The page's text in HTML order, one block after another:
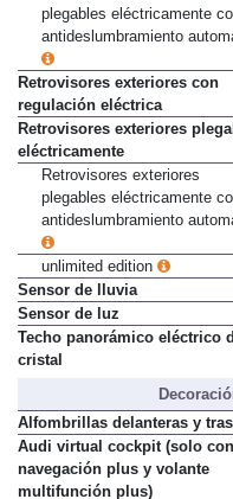
Retrovisores exteriores
plegables eléctricamente
antideslumbramiento
Retrovisores exteriores con
regulación eléctrica
Retrovisores exteriores
eléctricamente
Retrovisores exteriores
plegables eléctricamente
antideslumbramiento
unlimited edition
Sensor de lluvia
Sensor de luz
Techo panorámico eléctrico
Alfombrillas delanteras y
Audi virtual cockpit (solo con
navegación plus y volante